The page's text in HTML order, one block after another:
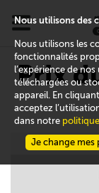
x
Prix
Nous utilisons des
Nous utilisons les
fonctionnalités
l’expérience de
téléchargées ou
appareil. En
acceptez
dans notre
Je change mes